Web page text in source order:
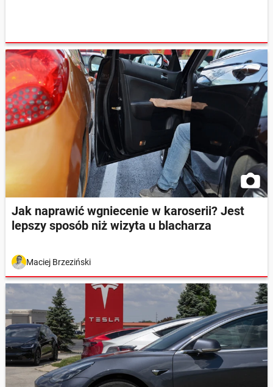
Jak naprawić wgniecenie w karoserii? Jest
lepszy sposób niż wizyta u blacharza
Maciej Brzeziński